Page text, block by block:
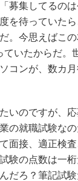
募集してるの
を待っていた
。今思えばこ
いたからだ。
コンが、数カ
いのですが、
の就職試験な
面接、適正検
験の点数は一
だろ？筆記試